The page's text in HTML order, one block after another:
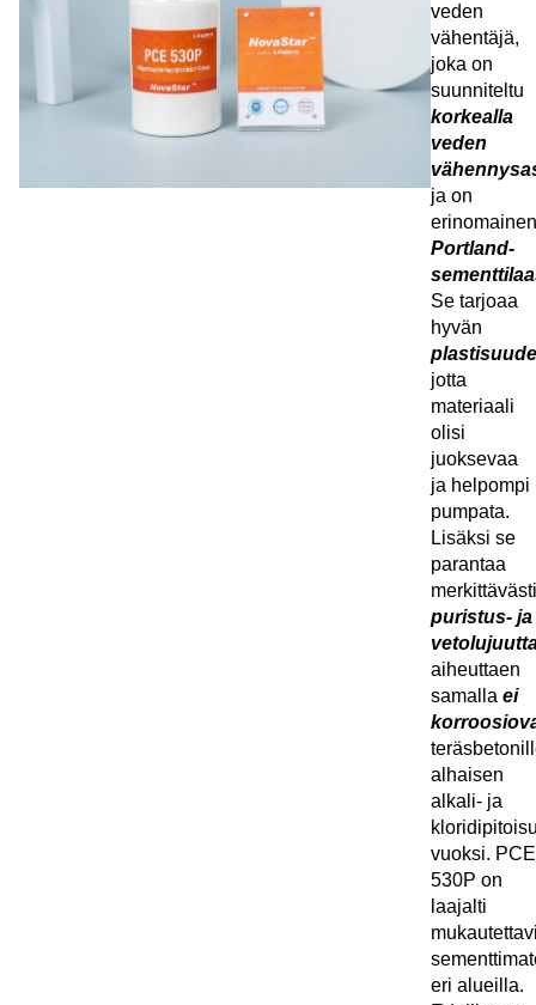
veden
vähentäjä,
joka on
suunniteltu
korkealla
veden
ja on
erinomainen
Portland-
Se tarjoaa
hyvän
jotta
materiaali
olisi
juoksevaa
ja helpompi
pumpata.
Lisäksi se
parantaa
merkittävästi
puristus- ja
aiheuttaen
samalla ei
alhaisen
alkali- ja
vuoksi. PCE
530P on
laajalti
eri alueilla.